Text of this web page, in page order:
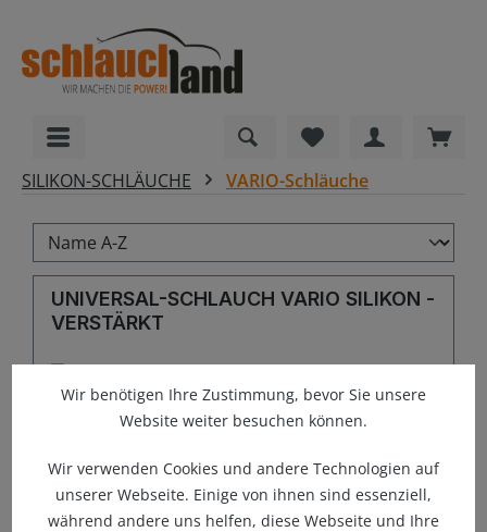
Du hast 0
SILIKON-SCHLÄUCHE
VARIO-Schläuche
UNIVERSAL-SCHLAUCH VARIO SILIKON -
VERSTÄRKT
Wir benötigen Ihre Zustimmung, bevor Sie unsere
Website weiter besuchen können.
Wir verwenden Cookies und andere Technologien auf
unserer Webseite. Einige von ihnen sind essenziell,
während andere uns helfen, diese Webseite und Ihre